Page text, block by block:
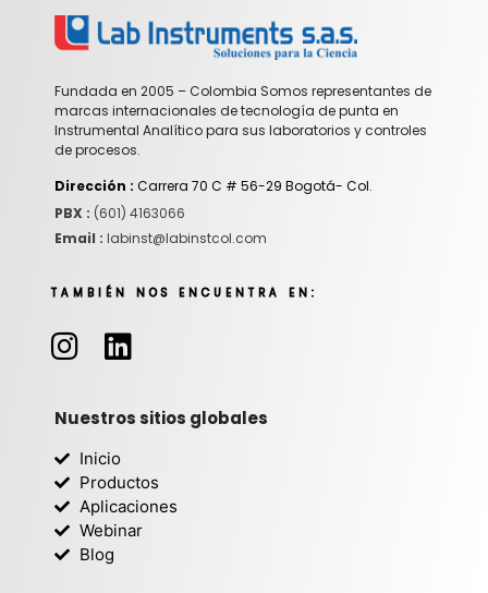
Fundada en 2005 – Colombia Somos representantes de
marcas internacionales de tecnología de punta en
Instrumental Analítico para sus laboratorios y controles
de procesos.
Dirección : Carrera 70 C # 56-29 Bogotá- Col.
PBX : (601) 4163066
Email : labinst@labinstcol.com
TAMBIÉN NOS ENCUENTRA EN:
I
n
t
a
g
r
a
m
L
i
k
e
d
i
n
Nuestros sitios globales
Inicio
Productos
Aplicaciones
Webinar
Blog